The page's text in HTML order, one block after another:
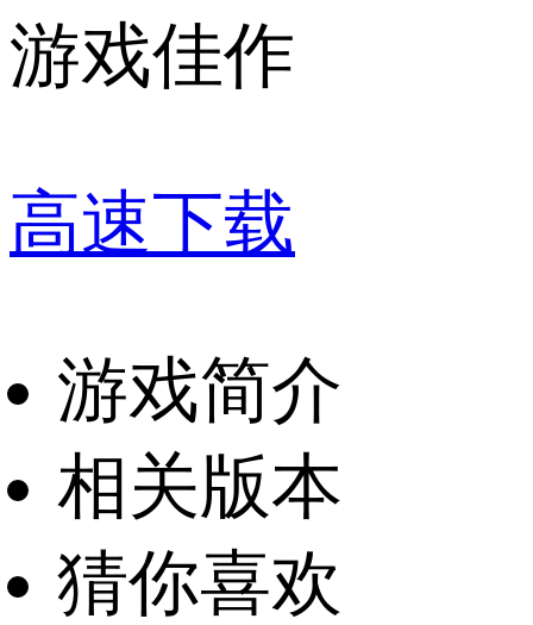
游戏佳作
高速下载
游戏简介
相关版本
猜你喜欢